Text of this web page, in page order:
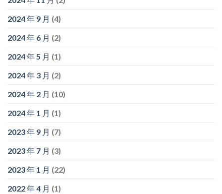
2024 年 9 月 (4)
2024 年 6 月 (2)
2024 年 5 月 (1)
2024 年 3 月 (2)
2024 年 2 月 (10)
2024 年 1 月 (1)
2023 年 9 月 (7)
2023 年 7 月 (3)
2023 年 1 月 (22)
2022 年 4 月 (1)